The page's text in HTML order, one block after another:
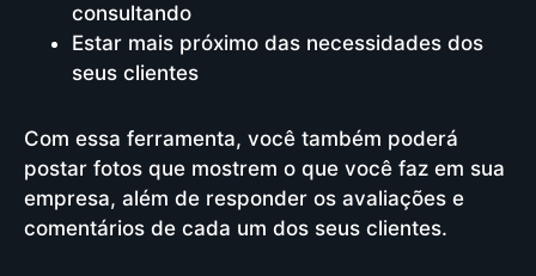
consultando
Estar mais próximo das necessidades dos
seus clientes
Com essa ferramenta, você também poderá
postar fotos que mostrem o que você faz em sua
empresa, além de responder os avaliações e
comentários de cada um dos seus clientes.